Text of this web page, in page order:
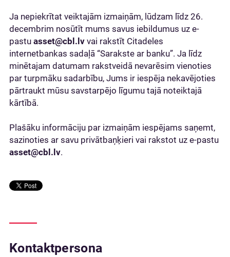
Ja nepiekrītat veiktajām izmaiņām, lūdzam līdz 26.
decembrim nosūtīt mums savus iebildumus uz e-
pastu asset@cbl.lv vai rakstīt Citadeles
internetbankas sadaļā “Sarakste ar banku”. Ja līdz
minētajam datumam rakstveidā nevarēsim vienoties
par turpmāku sadarbību, Jums ir iespēja nekavējoties
pārtraukt mūsu savstarpējo līgumu tajā noteiktajā
kārtībā.
Plašāku informāciju par izmaiņām iespējams saņemt,
sazinoties ar savu privātbaņķieri vai rakstot uz e-pastu
asset@cbl.lv.
Kontaktpersona